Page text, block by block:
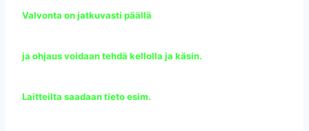
Valvonta on jatkuvasti päällä
ja ohjaus voidaan tehdä kellolla ja käsin.
Laitteilta saadaan tieto esim.